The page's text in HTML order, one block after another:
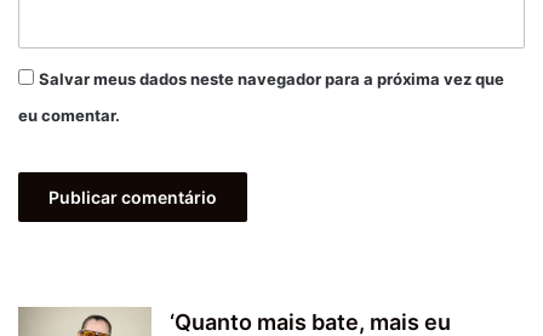
Salvar meus dados neste navegador para a próxima vez que
eu comentar.
‘Quanto mais bate, mais eu